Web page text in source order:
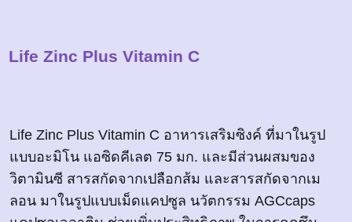
Life Zinc Plus Vitamin C
Life Zinc Plus Vitamin C อาหารเสริมซิงค์ ที่มาในรูป
แบบอะมิโน แอซิดคีเลต 75 มก. และมีส่วนผสมของ
วิตามินซี สารสกัดจากเปลือกส้ม และสารสกัดจากเม
ลอน มาในรูปแบบเม็ดแคปซูล นวัตกรรม AGCcaps